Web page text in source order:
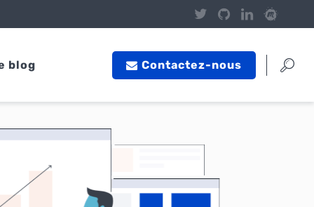
blog Contactez-nous